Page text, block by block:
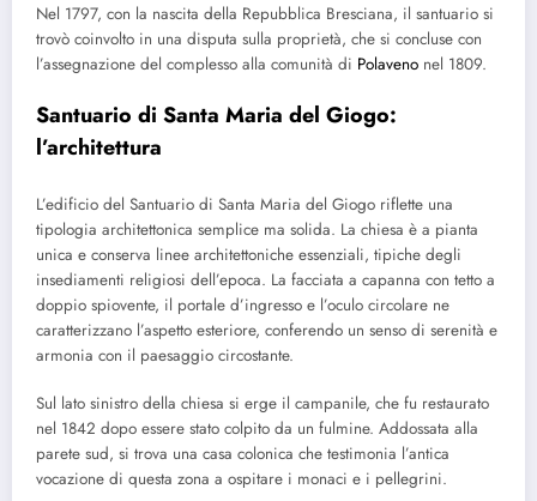
Nel 1797, con la nascita della Repubblica Bresciana, il santuario si
trovò coinvolto in una disputa sulla proprietà, che si concluse con
l’assegnazione del complesso alla comunità di Polaveno nel 1809.
Santuario di Santa Maria del Giogo:
l’architettura
L’edificio del Santuario di Santa Maria del Giogo riflette una
tipologia architettonica semplice ma solida. La chiesa è a pianta
unica e conserva linee architettoniche essenziali, tipiche degli
insediamenti religiosi dell’epoca. La facciata a capanna con tetto a
doppio spiovente, il portale d’ingresso e l’oculo circolare ne
caratterizzano l’aspetto esteriore, conferendo un senso di serenità e
armonia con il paesaggio circostante.
Sul lato sinistro della chiesa si erge il campanile, che fu restaurato
nel 1842 dopo essere stato colpito da un fulmine. Addossata alla
parete sud, si trova una casa colonica che testimonia l’antica
vocazione di questa zona a ospitare i monaci e i pellegrini.